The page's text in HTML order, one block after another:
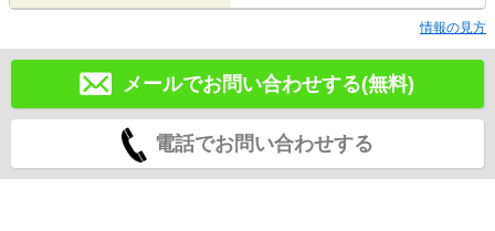
情報の見方
メールでお問い合わせする(無料)
電話でお問い合わせする